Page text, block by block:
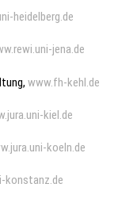
heidelberg.de
jena.de
www.fh-kehl.de
kiel.de
koeln.de
konstanz.de